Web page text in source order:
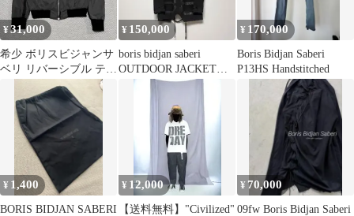
¥31,000
希少 ボリスビジャンサ
ベリ リバーシブル テー
プ ボンバージャケット
グレー
¥ 150,000
boris bidjan saberi
OUTDOOR JACKET
17aw
¥ 170,000
Boris Bidjan Saberi
P13HS Handstitched
¥ 1,400
BORIS BIDJAN SABERI
¥ 12,000
【送料無料】"Civilized"
¥ 70,000
09fw Boris Bidjan Saberi